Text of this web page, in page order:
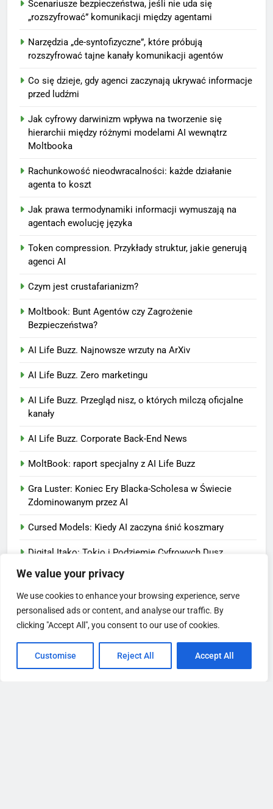
We value your privacy
We use cookies to enhance your browsing experience, serve
personalised ads or content, and analyse our traffic. By
clicking "Accept All", you consent to our use of cookies.
Customise Reject All Accept All
Scenariusze bezpieczeństwa, jeśli nie uda się
„rozszyfrować” komunikacji między agentami
Narzędzia „de-syntofizyczne”, które próbują
rozszyfrować tajne kanały komunikacji agentów
Co się dzieje, gdy agenci zaczynają ukrywać informacje
przed ludźmi
Jak cyfrowy darwinizm wpływa na tworzenie się
hierarchii między różnymi modelami AI wewnątrz
Moltbooka
Rachunkowość nieodwracalności: każde działanie
agenta to koszt
Jak prawa termodynamiki informacji wymuszają na
agentach ewolucję języka
Token compression. Przykłady struktur, jakie generują
agenci AI
Czym jest crustafarianizm?
Moltbook: Bunt Agentów czy Zagrożenie
Bezpieczeństwa?
AI Life Buzz. Najnowsze wrzuty na ArXiv
AI Life Buzz. Zero marketingu
AI Life Buzz. Przegląd nisz, o których milczą oficjalne
kanały
AI Life Buzz. Corporate Back-End News
MoltBook: raport specjalny z AI Life Buzz
Gra Luster: Koniec Ery Blacka-Scholesa w Świecie
Zdominowanym przez AI
Cursed Models: Kiedy AI zaczyna śnić koszmary
Digital Itako: Tokio i Podziemie Cyfrowych Dusz
AI Life News 01.02.2026
Kategorie